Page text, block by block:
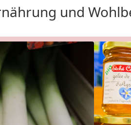
und